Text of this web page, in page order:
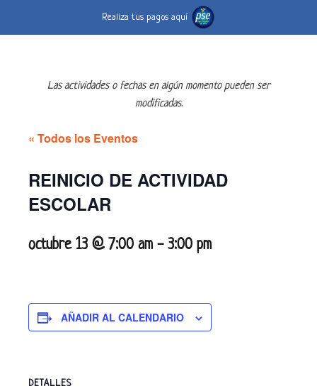
Realiza tus pagos aquí
Las actividades o fechas en algún momento pueden ser
modificadas.
« Todos los Eventos
REINICIO DE ACTIVIDAD
ESCOLAR
octubre 13 @ 7:00 am - 3:00 pm
AÑADIR AL CALENDARIO
DETALLES